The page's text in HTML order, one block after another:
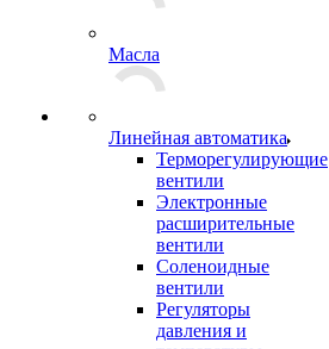
Масла
Линейная автоматика
Терморегулирующие
вентили
Электронные
расширительные
вентили
Соленоидные
вентили
Регуляторы
давления и